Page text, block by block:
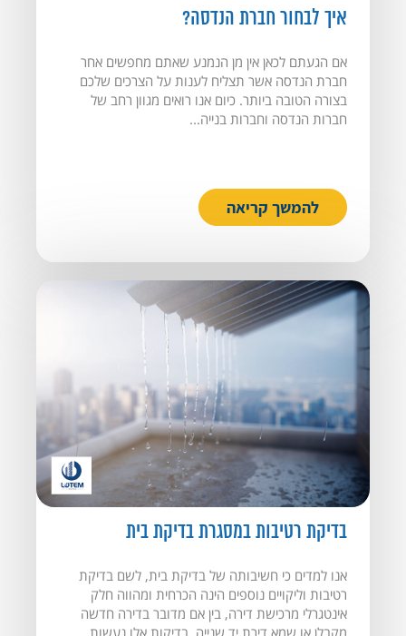
איך לבחור חברת הנדסה?
אם הגעתם לכאן אין מן הנמנע שאתם מחפשים אחר
חברת הנדסה אשר תצליח לענות על הצרכים שלכם
בצורה הטובה ביותר. כיום אנו רואים מגוון רחב של
חברות הנדסה וחברות בנייה...
להמשך קריאה
בדיקת רטיבות במסגרת בדיקת בית
אנו למדים כי חשיבותה של בדיקת בית, לשם בדיקת
רטיבות וליקויים נוספים הינה הכרחית ומהווה חלק
אינטגרלי מרכישת דירה, בין אם מדובר בדירה חדשה